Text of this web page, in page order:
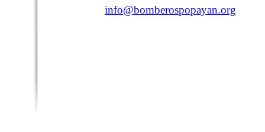
info@bomberospopayan.org